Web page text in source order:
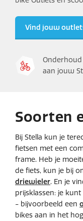
Vind jouw
aan jouw
Soorten
Bij Stella kun je
fietsen met een
frame. Heb je
de fiets, kun je bij
driewieler. En je
prijsklassen: je
- bijvoorbeeld een
bikes aan in het